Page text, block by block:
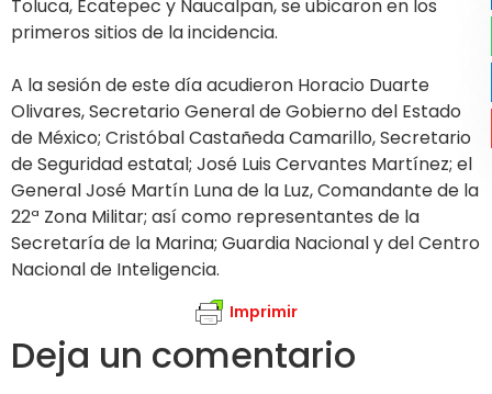
Toluca, Ecatepec y Naucalpan, se ubicaron en los
primeros sitios de la incidencia.
A la sesión de este día acudieron Horacio Duarte
Olivares, Secretario General de Gobierno del Estado
de México; Cristóbal Castañeda Camarillo, Secretario
de Seguridad estatal; José Luis Cervantes Martínez; el
General José Martín Luna de la Luz, Comandante de la
22ª Zona Militar; así como representantes de la
Secretaría de la Marina; Guardia Nacional y del Centro
Nacional de Inteligencia.
Imprimir
Deja un comentario